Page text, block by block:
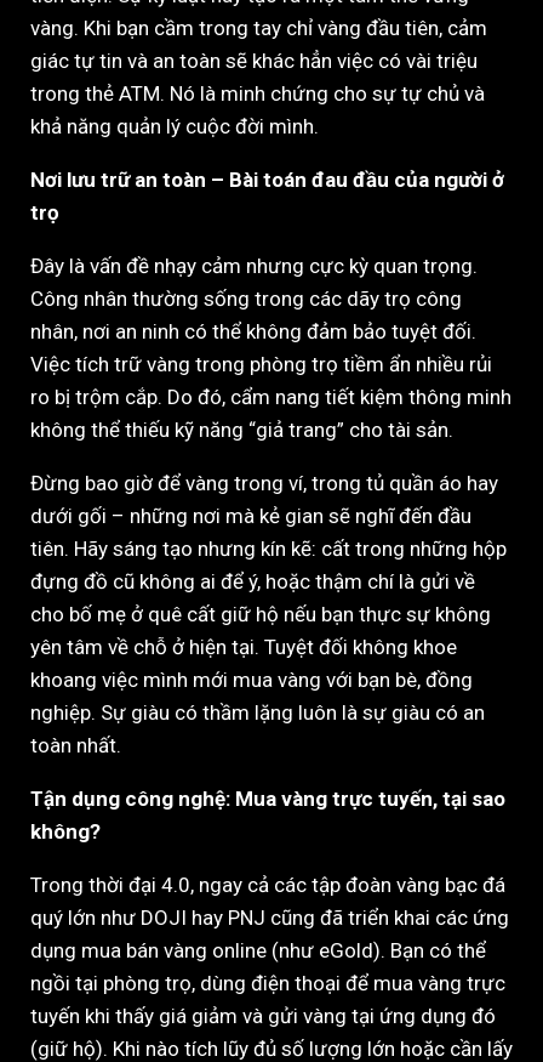
vàng. Khi bạn cầm trong tay chỉ vàng đầu tiên, cảm
giác tự tin và an toàn sẽ khác hẳn việc có vài triệu
trong thẻ ATM. Nó là minh chứng cho sự tự chủ và
khả năng quản lý cuộc đời mình.
Nơi lưu trữ an toàn – Bài toán đau đầu của người ở
trọ
Đây là vấn đề nhạy cảm nhưng cực kỳ quan trọng.
Công nhân thường sống trong các dãy trọ công
nhân, nơi an ninh có thể không đảm bảo tuyệt đối.
Việc tích trữ vàng trong phòng trọ tiềm ẩn nhiều rủi
ro bị trộm cắp. Do đó, cẩm nang tiết kiệm thông minh
không thể thiếu kỹ năng “giả trang” cho tài sản.
Đừng bao giờ để vàng trong ví, trong tủ quần áo hay
dưới gối – những nơi mà kẻ gian sẽ nghĩ đến đầu
tiên. Hãy sáng tạo nhưng kín kẽ: cất trong những hộp
đựng đồ cũ không ai để ý, hoặc thậm chí là gửi về
cho bố mẹ ở quê cất giữ hộ nếu bạn thực sự không
yên tâm về chỗ ở hiện tại. Tuyệt đối không khoe
khoang việc mình mới mua vàng với bạn bè, đồng
nghiệp. Sự giàu có thầm lặng luôn là sự giàu có an
toàn nhất.
Tận dụng công nghệ: Mua vàng trực tuyến, tại sao
không?
Trong thời đại 4.0, ngay cả các tập đoàn vàng bạc đá
quý lớn như DOJI hay PNJ cũng đã triển khai các ứng
dụng mua bán vàng online (như eGold). Bạn có thể
ngồi tại phòng trọ, dùng điện thoại để mua vàng trực
tuyến khi thấy giá giảm và gửi vàng tại ứng dụng đó
(giữ hộ). Khi nào tích lũy đủ số lượng lớn hoặc cần lấy